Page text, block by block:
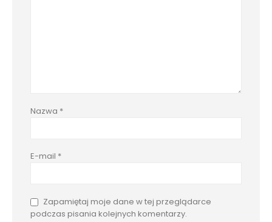
Nazwa *
E-mail *
Zapamiętaj moje dane w tej przeglądarce
podczas pisania kolejnych komentarzy.